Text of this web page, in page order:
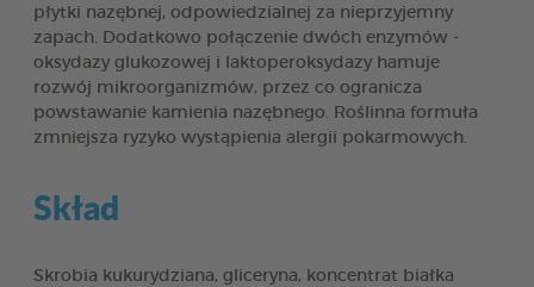
płytki nazębnej, odpowiedzialnej za nieprzyjemny
zapach. Dodatkowo połączenie dwóch enzymów -
oksydazy glukozowej i laktoperoksydazy hamuje
rozwój mikroorganizmów, przez co ogranicza
powstawanie kamienia nazębnego. Roślinna formuła
zmniejsza ryzyko wystąpienia alergii pokarmowych.
Skład
Skrobia kukurydziana, gliceryna, koncentrat białka